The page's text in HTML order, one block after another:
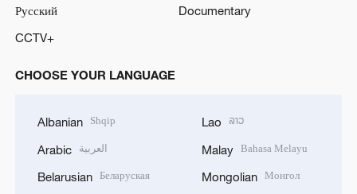
Русский
Documentary
CCTV+
CHOOSE YOUR LANGUAGE
Albanian Shqip
Arabic العربية
Belarusian Беларуская
Lao ລາວ
Malay Bahasa Melayu
Mongolian Монгол